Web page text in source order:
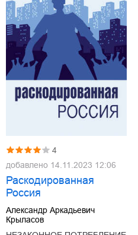
4
добавлено 14.11.2023 12:06
Раскодированная
Россия
Александр Аркадьевич
Крыласов